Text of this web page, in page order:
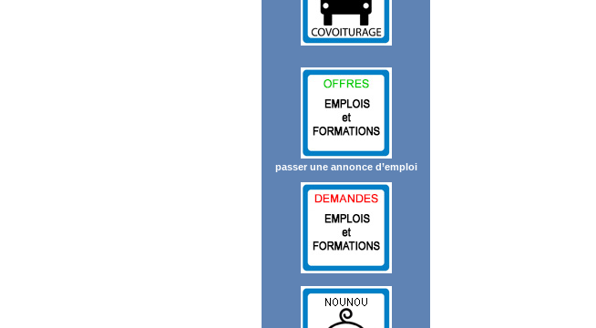
passer une annonce d’emploi